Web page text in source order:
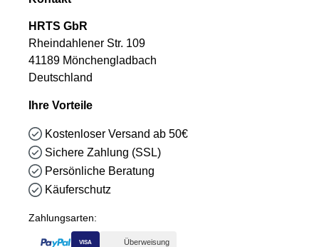
HRTS GbR
Rheindahlener Str. 109
41189 Mönchengladbach
Deutschland
Ihre Vorteile
Kostenloser Versand ab 50€
Sichere Zahlung (SSL)
Persönliche Beratung
Käuferschutz
Zahlungsarten:
VISA Überweisung